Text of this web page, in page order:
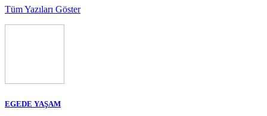
Tüm Yazıları Göster
EGEDE YAŞAM